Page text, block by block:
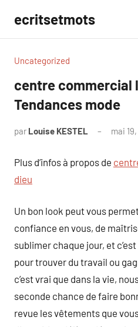
contenu
ecritsetmots
Uncategorized
centre commercial
Tendances mode
par Louise KESTEL mai
Plus d’infos à propos de
dieu
Un bon look peut vous
confiance en vous, de
sublimer chaque jour, et
pour trouver du travail ou
c’est vrai que dans la vie,
seconde chance de faire
revue les vêtements que